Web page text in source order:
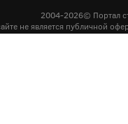
2004-2026© Портал
не является публичной